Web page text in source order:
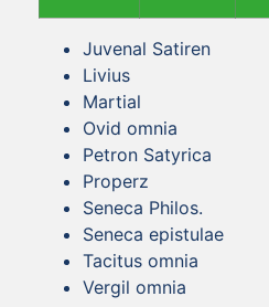
Juvenal Satiren
Livius
Martial
Ovid omnia
Petron Satyrica
Properz
Seneca Philos.
Seneca epistulae
Tacitus omnia
Vergil omnia